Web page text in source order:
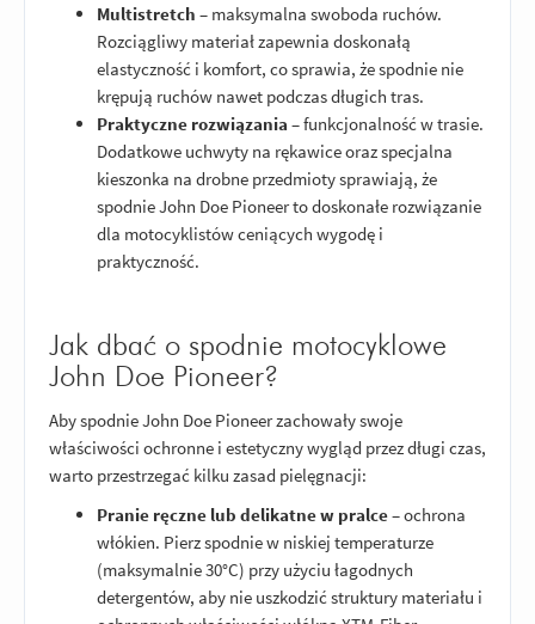
Multistretch – maksymalna swoboda ruchów.
Rozciągliwy materiał zapewnia doskonałą
elastyczność i komfort, co sprawia, że spodnie nie
krępują ruchów nawet podczas długich tras.
Praktyczne rozwiązania – funkcjonalność w trasie.
Dodatkowe uchwyty na rękawice oraz specjalna
kieszonka na drobne przedmioty sprawiają, że
spodnie John Doe Pioneer to doskonałe rozwiązanie
dla motocyklistów ceniących wygodę i
praktyczność.
Jak dbać o spodnie motocyklowe
John Doe Pioneer?
Aby spodnie John Doe Pioneer zachowały swoje
właściwości ochronne i estetyczny wygląd przez długi czas,
warto przestrzegać kilku zasad pielęgnacji:
Pranie ręczne lub delikatne w pralce– ochrona
włókien. Pierz spodnie w niskiej temperaturze
(maksymalnie 30°C) przy użyciu łagodnych
detergentów, aby nie uszkodzić struktury materiału i